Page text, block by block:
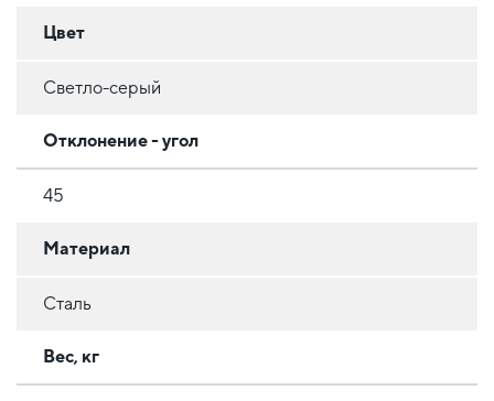
Цвет
Светло-серый
Отклонение - угол
45
Материал
Сталь
Вес, кг